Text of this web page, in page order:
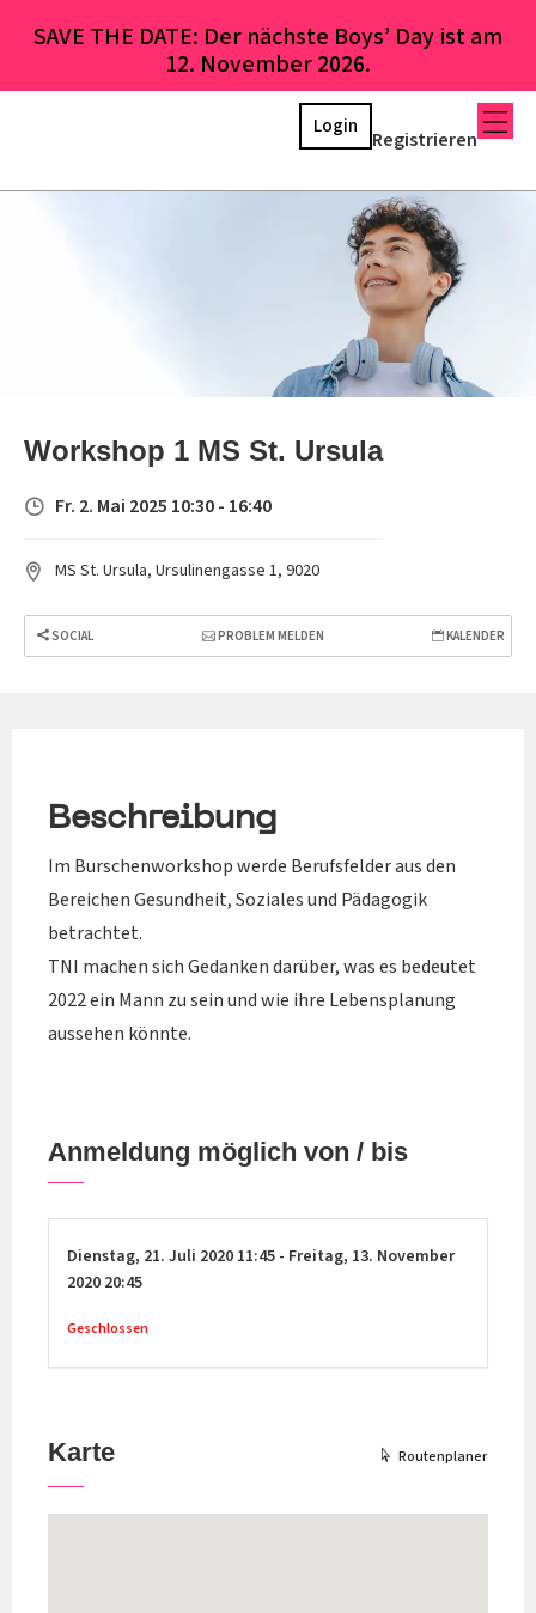
SAVE THE DATE: Der nächste Boys’ Day ist am
12. November 2026.
Registrieren
Login
Workshop 1 MS St. Ursula
Fr. 2. Mai 2025 10:30 - 16:40
MS St. Ursula, Ursulinengasse 1, 9020
SOCIAL PROBLEM MELDEN KALENDER
Beschreibung
Im Burschenworkshop werde Berufsfelder aus den
Bereichen Gesundheit, Soziales und Pädagogik
betrachtet.
TNI machen sich Gedanken darüber, was es bedeutet
2022 ein Mann zu sein und wie ihre Lebensplanung
aussehen könnte.
Anmeldung möglich von / bis
Dienstag, 21. Juli 2020 11:45 - Freitag, 13. November
2020 20:45
Geschlossen
Karte Routenplaner